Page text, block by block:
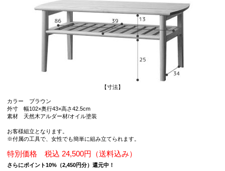
【寸法】
カラー ブラウン
外寸 幅102×奥行43×高さ42.5cm
素材 天然木アルダー材/オイル塗装
お客様組立となります。
※付属の工具で、女性でも簡単に組み立てられます。
特別価格 税込 24,500円（送料込み）
さらにポイント10%（2,450円分）還元中！